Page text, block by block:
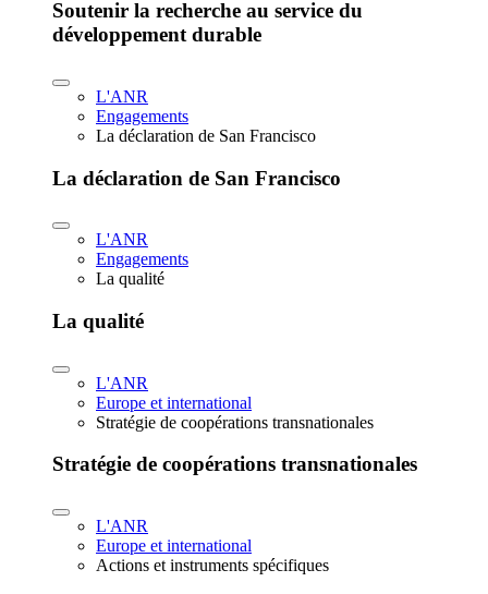
Soutenir la recherche au service du
développement durable
L'ANR
Engagements
La déclaration de San Francisco
La déclaration de San Francisco
L'ANR
Engagements
La qualité
La qualité
L'ANR
Europe et international
Stratégie de coopérations transnationales
Stratégie de coopérations transnationales
L'ANR
Europe et international
Actions et instruments spécifiques